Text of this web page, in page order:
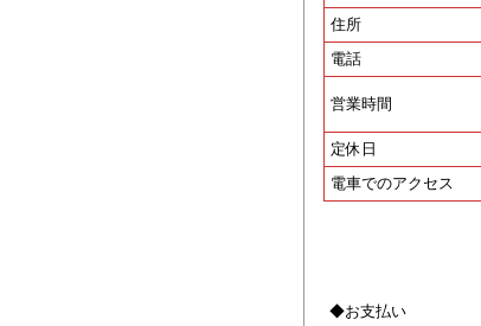
住所
電話
営業時間
定休日
電車でのアクセス
◆お支払い